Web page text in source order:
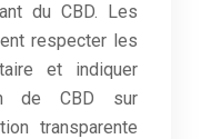
du CBD. Les
respecter les
et indiquer
de CBD sur
transparente